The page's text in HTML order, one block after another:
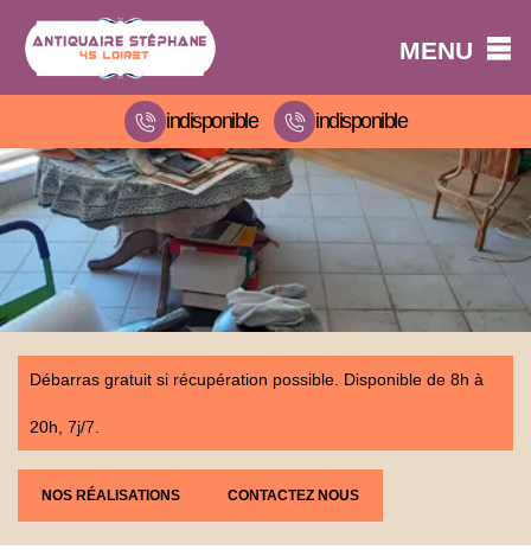
MENU
indisponible indisponible
Débarras gratuit si récupération possible. Disponible de 8h à
20h, 7j/7.
NOS RÉALISATIONS CONTACTEZ NOUS